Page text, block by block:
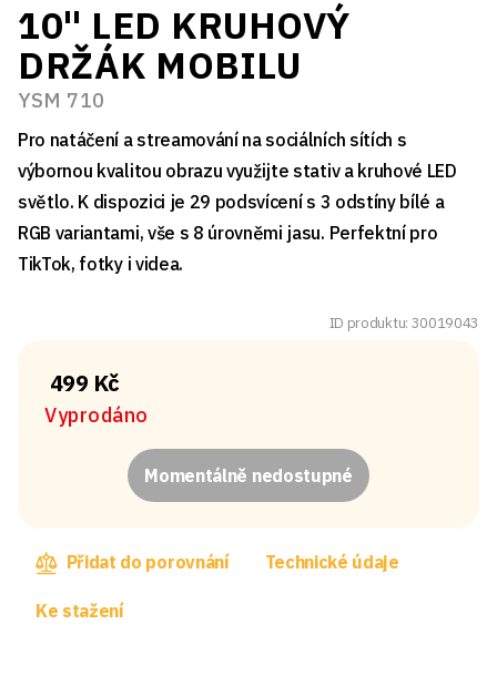
10" LED KRUHOVÝ
DRŽÁK MOBILU
YSM 710
Pro natáčení a streamování na sociálních sítích s
výbornou kvalitou obrazu využijte stativ a kruhové LED
světlo. K dispozici je 29 podsvícení s 3 odstíny bílé a
RGB variantami, vše s 8 úrovněmi jasu. Perfektní pro
TikTok, fotky i videa.
ID produktu: 30019043
499 Kč
Vyprodáno
Momentálně nedostupné
Přidat do porovnání Technické údaje
Ke stažení